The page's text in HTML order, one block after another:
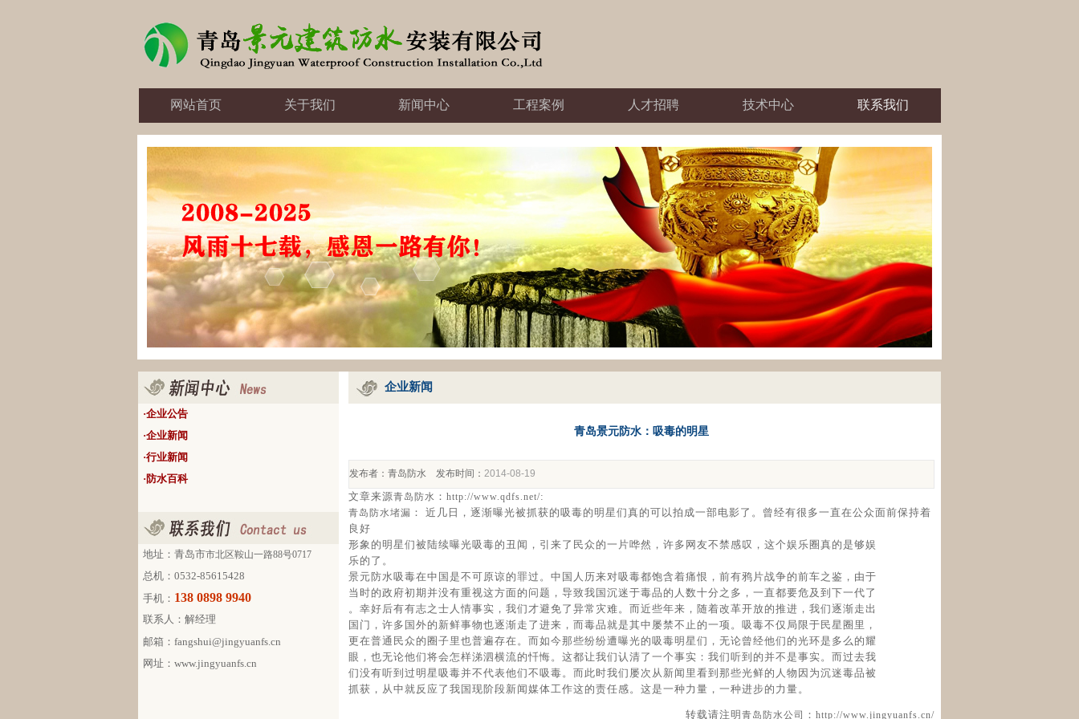
网站首页 关于我们 新闻中心 工程案例 人才招聘 技术中心 联系我们
·企业公告
·企业新闻
·行业新闻
· 防水百科
地址： 青岛市市北区鞍山一路88号0717
总机：0532-85615428
手机： 138 0898 9940
联系人：解经理
邮箱：fangshui@jingyuanfs.cn
网址： www.jingyuanfs.cn
企业新闻
青岛景元防水：吸毒的明星
发布者： 青岛防水 发布时间： 2014-08-19
文章来源青岛防水 ： http://www.qdfs.net/:
青岛防水堵漏 ： 近几日，逐渐曝光被抓获的吸毒的明星们真的可以拍成一部电影了。曾经有很多一直在公众面前保持着
良好
形象的明星们被陆续曝光吸毒的丑闻，引来了民众的一片哗然，许多网友不禁感叹，这个娱乐圈真的是够娱
乐的了。
景元防水吸毒在中国是不可原谅的罪过。中国人历来对吸毒都饱含着痛恨，前有鸦片战争的前车之鉴，由于
当时的政府初期并没有重视这方面的问题，导致我国沉迷于毒品的人数十分之多，一直都要危及到下一代了
。幸好后有有志之士人情事实，我们才避免了异常灾难。而近些年来，随着改革开放的推进，我们逐渐走出
国门，许多国外的新鲜事物也逐渐走了进来，而毒品就是其中屡禁不止的一项。吸毒不仅局限于民星圈里，
更在普通民众的圈子里也普遍存在。而如今那些纷纷遭曝光的吸毒明星们，无论曾经他们的光环是多么的耀
眼，也无论他们将会怎样涕泗横流的忏悔。这都让我们认清了一个事实：我们听到的并不是事实。而过去我
们没有听到过明星吸毒并不代表他们不吸毒。而此时我们屡次从新闻里看到那些光鲜的人物因为沉迷毒品被
抓获，从中就反应了我国现阶段新闻媒体工作这的责任感。这是一种力量，一种进步的力量。
转载请注明 青岛防水公司 ： http://www.jingyuanfs.cn/